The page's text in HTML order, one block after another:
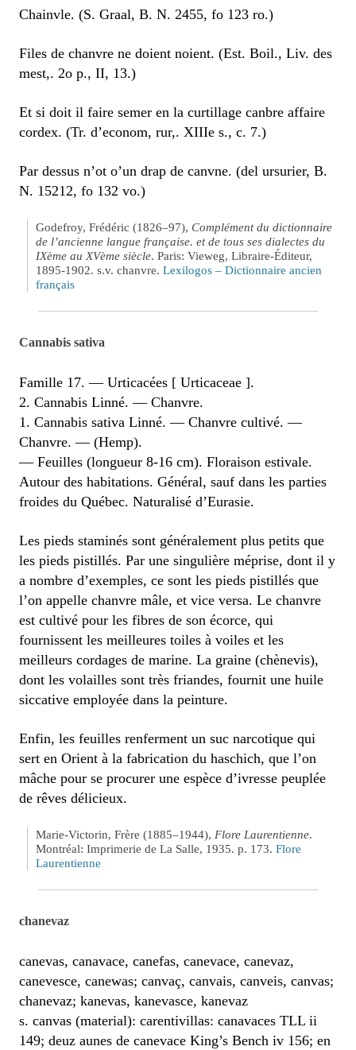
Chainvle. (S. Graal, B. N. 2455, fo 123 ro.)
Files de chanvre ne doient noient. (Est. Boil., Liv. des
mest,. 2o p., II, 13.)
Et si doit il faire semer en la curtillage canbre affaire
cordex. (Tr. d’econom, rur,. XIIIe s., c. 7.)
Par dessus n’ot o’un drap de canvne. (del ursurier, B.
N. 15212, fo 132 vo.)
Godefroy, Frédéric (1826–97), Complément du dictionnaire
de l’ancienne langue française. et de tous ses dialectes du
IXème au XVème siècle. Paris: Vieweg, Libraire-Éditeur,
1895-1902. s.v. chanvre. Lexilogos – Dictionnaire ancien
français
Cannabis sativa
Famille 17. ― Urticacées [ Urticaceae ].
2. Cannabis Linné. ― Chanvre.
1. Cannabis sativa Linné. — Chanvre cultivé. —
Chanvre. — (Hemp).
— Feuilles (longueur 8-16 cm). Floraison estivale.
Autour des habitations. Général, sauf dans les parties
froides du Québec. Naturalisé d’Eurasie.
Les pieds staminés sont généralement plus petits que
les pieds pistillés. Par une singulière méprise, dont il y
a nombre d’exemples, ce sont les pieds pistillés que
l’on appelle chanvre mâle, et vice versa. Le chanvre
est cultivé pour les fibres de son écorce, qui
fournissent les meilleures toiles à voiles et les
meilleurs cordages de marine. La graine (chènevis),
dont les volailles sont très friandes, fournit une huile
siccative employée dans la peinture.
Enfin, les feuilles renferment un suc narcotique qui
sert en Orient à la fabrication du haschich, que l’on
mâche pour se procurer une espèce d’ivresse peuplée
de rêves délicieux.
Marie-Victorin, Frère (1885–1944), Flore Laurentienne.
Montréal: Imprimerie de La Salle, 1935. p. 173. Flore
Laurentienne
chanevaz
canevas, canavace, canefas, canevace, canevaz,
canevesce, canewas; canvaç, canvais, canveis, canvas;
chanevaz; kanevas, kanevasce, kanevaz
s. canvas (material): carentivillas: canavaces TLL ii
149; deuz aunes de canevace King’s Bench iv 156; en